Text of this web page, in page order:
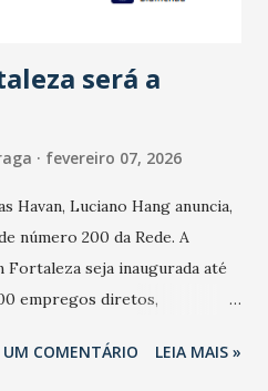
o faturamento também
44% dos n...
será a
fevereiro 07, 2026
Havan, Luciano Hang anuncia,
número 200 da Rede. A
Fortaleza seja inaugurada até
empregos diretos,
anunciada oficialmente, mas
UM COMENTÁRIO LEIA MAIS »